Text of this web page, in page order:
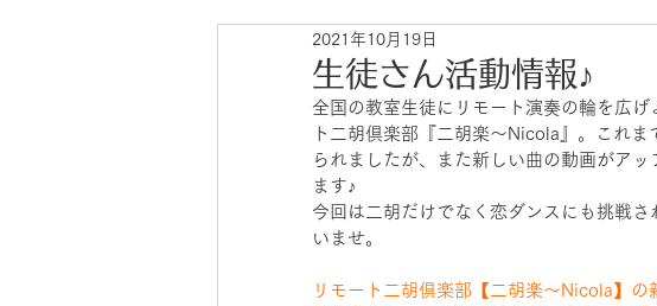
発表会 コンサート
生徒さん活動情報♪
2021年10月19日
全国の教室生徒にリモート演奏の輪を広
ト二胡倶楽部『二胡楽〜Nicola』。これ
られましたが、また新しい曲の動画がア
ます♪
今回は二胡だけでなく恋ダンスにも挑戦
いませ。
リモート二胡倶楽部【二胡楽〜Nicola】の